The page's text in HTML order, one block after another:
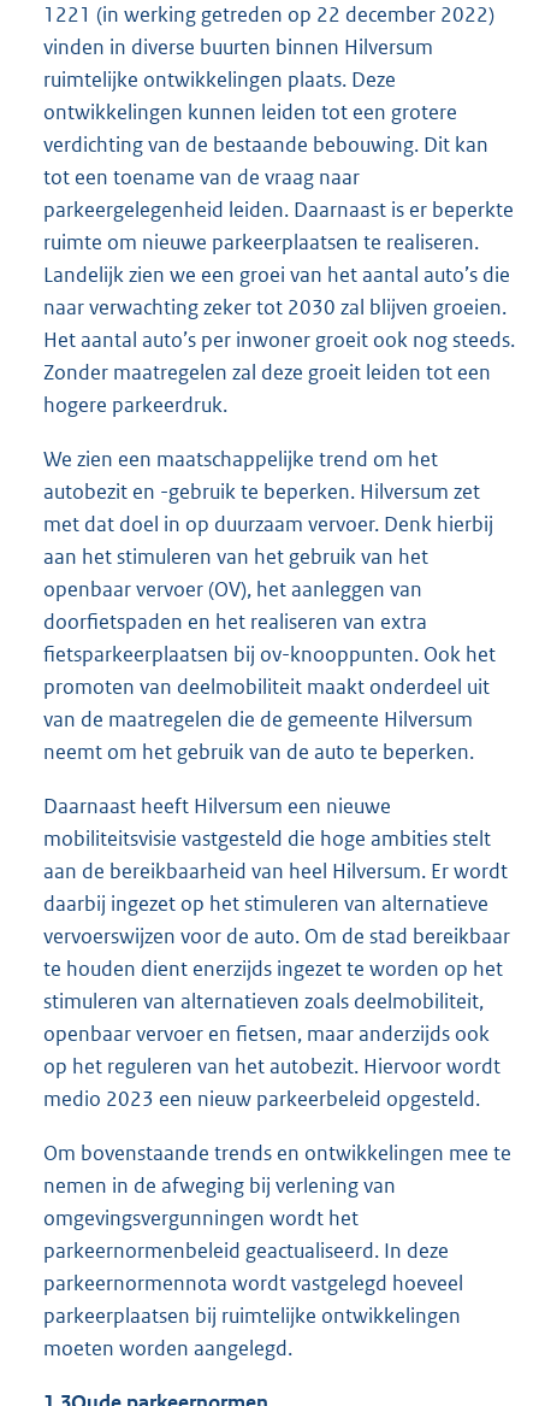
1221 (in werking getreden op 22 december 2022)
vinden in diverse buurten binnen Hilversum
ruimtelijke ontwikkelingen plaats. Deze
ontwikkelingen kunnen leiden tot een grotere
verdichting van de bestaande bebouwing. Dit kan
tot een toename van de vraag naar
parkeergelegenheid leiden. Daarnaast is er beperkte
ruimte om nieuwe parkeerplaatsen te realiseren.
Landelijk zien we een groei van het aantal auto’s die
naar verwachting zeker tot 2030 zal blijven groeien.
Het aantal auto’s per inwoner groeit ook nog steeds.
Zonder maatregelen zal deze groeit leiden tot een
hogere parkeerdruk.
We zien een maatschappelijke trend om het
autobezit en -gebruik te beperken. Hilversum zet
met dat doel in op duurzaam vervoer. Denk hierbij
aan het stimuleren van het gebruik van het
openbaar vervoer (OV), het aanleggen van
doorfietspaden en het realiseren van extra
fietsparkeerplaatsen bij ov-knooppunten. Ook het
promoten van deelmobiliteit maakt onderdeel uit
van de maatregelen die de gemeente Hilversum
neemt om het gebruik van de auto te beperken.
Daarnaast heeft Hilversum een nieuwe
mobiliteitsvisie vastgesteld die hoge ambities stelt
aan de bereikbaarheid van heel Hilversum. Er wordt
daarbij ingezet op het stimuleren van alternatieve
vervoerswijzen voor de auto. Om de stad bereikbaar
te houden dient enerzijds ingezet te worden op het
stimuleren van alternatieven zoals deelmobiliteit,
openbaar vervoer en fietsen, maar anderzijds ook
op het reguleren van het autobezit. Hiervoor wordt
medio 2023 een nieuw parkeerbeleid opgesteld.
Om bovenstaande trends en ontwikkelingen mee te
nemen in de afweging bij verlening van
omgevingsvergunningen wordt het
parkeernormenbeleid geactualiseerd. In deze
parkeernormennota wordt vastgelegd hoeveel
parkeerplaatsen bij ruimtelijke ontwikkelingen
moeten worden aangelegd.